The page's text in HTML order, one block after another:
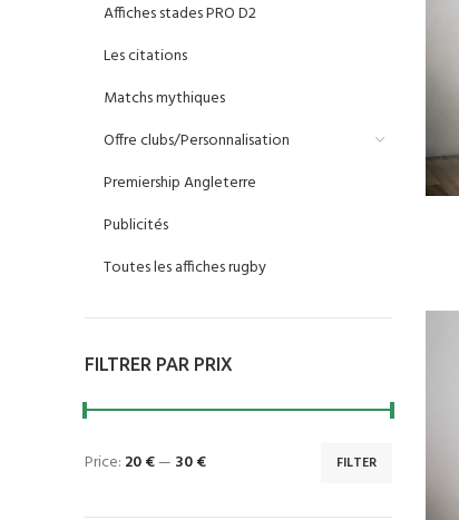
Affiches stades PRO D2
Les citations
Matchs mythiques
Offre clubs/Personnalisation
Premiership Angleterre
Publicités
Toutes les affiches rugby
FILTRER PAR PRIX
FILTER
Price: 20 €— 30 €